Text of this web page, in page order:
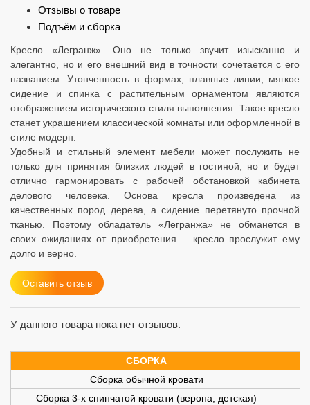
Отзывы о товаре
Подъём и сборка
Кресло «Легранж». Оно не только звучит изысканно и
элегантно, но и его внешний вид в точности сочетается с его
названием. Утонченность в формах, плавные линии, мягкое
сидение и спинка с растительным орнаментом являются
отображением исторического стиля выполнения. Такое кресло
станет украшением классической комнаты или оформленной в
стиле модерн.
Удобный и стильный элемент мебели может послужить не
только для принятия близких людей в гостиной, но и будет
отлично гармонировать с рабочей обстановкой кабинета
делового человека. Основа кресла произведена из
качественных пород дерева, а сидение перетянуто прочной
тканью. Поэтому обладатель «Легранжа» не обманется в
своих ожиданиях от приобретения – кресло прослужит ему
долго и верно.
Оставить отзыв
У данного товара пока нет отзывов.
СБОРКА
Сборка обычной кровати
Сборка 3-х спинчатой кровати (верона, детская)